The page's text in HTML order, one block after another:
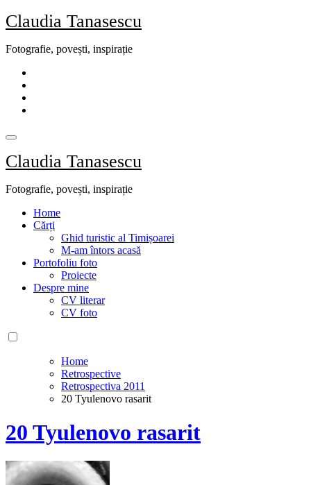
Skip
to
Claudia Tanasescu
Fotografie, povești, inspirație
Claudia Tanasescu
Fotografie, povești, inspirație
Home
Cărți
Ghid turistic al Timișoarei
M-am întors acasă
Portofoliu foto
Proiecte
Despre mine
CV literar
CV foto
Home
Retrospective
Retrospectiva 2011
20 Tyulenovo rasarit
20 Tyulenovo rasarit